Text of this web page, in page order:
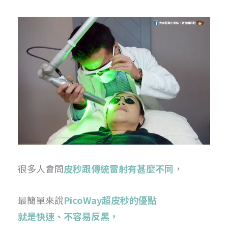
很多人會問皮秒跟傳統雷射有甚麼不同 ，
最簡單來說PicoWay超皮秒的優點
就是快速、不容易反黑，